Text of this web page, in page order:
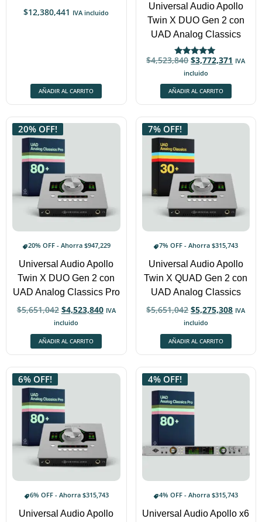
$12,380,441 IVA incluido
AÑADIR AL CARRITO
Universal Audio Apollo
Twin X DUO Gen 2 con
UAD Analog Classics
Valorado
con
5.00
de 5
$4,523,840 $3,772,371 IVA
incluido
AÑADIR AL CARRITO
20% OFF!
20% OFF - Ahorra $947,229
Universal Audio Apollo
Twin X DUO Gen 2 con
UAD Analog Classics Pro
$5,651,042 $4,523,840 IVA
incluido
AÑADIR AL CARRITO
7% OFF!
7% OFF - Ahorra$315,743
Universal Audio Apollo
Twin X QUAD Gen 2 con
UAD Analog Classics
$5,651,042 $5,275,308 IVA
incluido
AÑADIR AL CARRITO
6% OFF!
6% OFF - Ahorra $315,743
Universal Audio Apollo
4% OFF!
4% OFF - Ahorra$315,743
Universal Audio Apollo x6